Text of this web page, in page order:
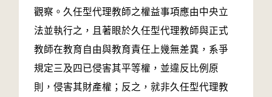
觀察。久任型代理教師之權益事項應由中央立
法並執行之，且著眼於久任型代理教師與正式
教師在教育自由與教育責任上幾無差異，系爭
規定三及四已侵害其平等權，並違反比例原
則，侵害其財產權；反之，就非久任型代理教